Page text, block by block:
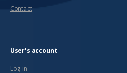
Contact
User's account
Log in